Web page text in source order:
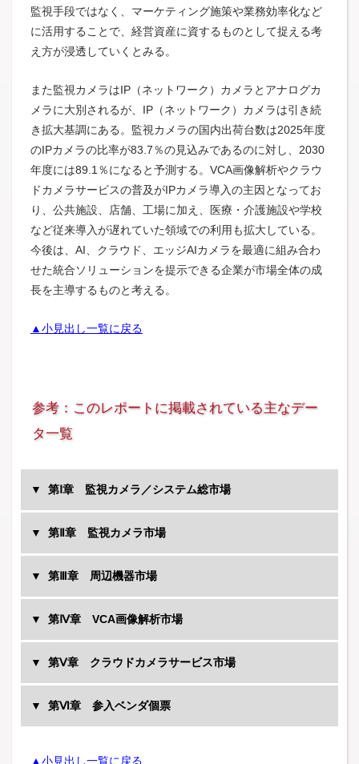
監視手段ではなく、マーケティング施策や業務効率化など
に活用することで、経営資産に資するものとして捉える考
え方が浸透していくとみる。
また監視カメラはIP（ネットワーク）カメラとアナログカ
メラに大別されるが、IP（ネットワーク）カメラは引き続
き拡大基調にある。監視カメラの国内出荷台数は2025年度
のIPカメラの比率が83.7％の見込みであるのに対し、2030
年度には89.1％になると予測する。VCA画像解析やクラウ
ドカメラサービスの普及がIPカメラ導入の主因となってお
り、公共施設、店舗、工場に加え、医療・介護施設や学校
など従来導入が遅れていた領域での利用も拡大している。
今後は、AI、クラウド、エッジAIカメラを最適に組み合わ
せた統合ソリューションを提示できる企業が市場全体の成
長を主導するものと考える。
▲小見出し一覧に戻る
参考：このレポートに掲載されている主なデー
タ一覧
第Ⅰ章 監視カメラ／システム総市場
第Ⅱ章 監視カメラ市場
第Ⅲ章 周辺機器市場
第Ⅳ章 VCA画像解析市場
第Ⅴ章 クラウドカメラサービス市場
第Ⅵ章 参入ベンダ個票
▲小見出し一覧に戻る